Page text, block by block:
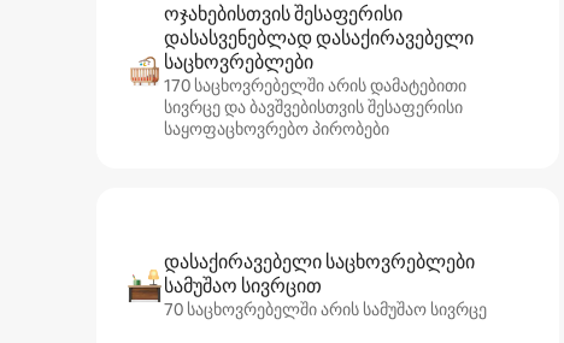
ოჯახებისთვის შესაფერისი
დასასვენებლად დასაქირავებელი
საცხოვრებლები
170 საცხოვრებელში არის დამატებითი
სივრცე და ბავშვებისთვის შესაფერისი
საყოფაცხოვრებო პირობები
დასაქირავებელი საცხოვრებლები
სამუშაო სივრცით
70 საცხოვრებელში არის სამუშაო სივრცე